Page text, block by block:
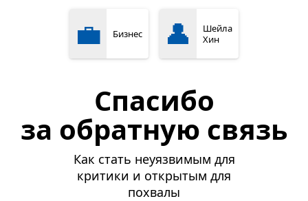
💼 Бизнес 👤
Шейла
Хин
Спасибо
за обратную связь
Как стать неуязвимым для
критики и открытым для
похвалы